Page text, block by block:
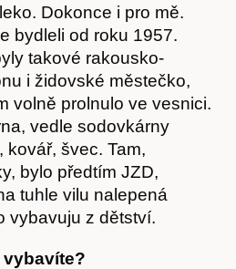
Dokonce i pro mě.
bydleli od roku 1957.
takové rakousko-
i židovské městečko,
volně prolnulo ve vesnici.
vedle sodovkárny
kovář, švec. Tam,
bylo předtím JZD,
tuhle vilu nalepená
vybavuju z dětství.